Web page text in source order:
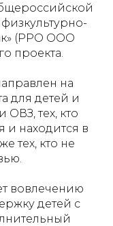
(РРО ООО
проекта.
на
для детей и
ОВЗ, тех, кто
и находится в
тех, кто не
вовлечению
детей с